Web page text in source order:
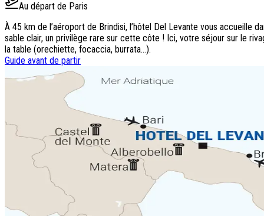
Au départ de Paris
À 45 km de l’aéroport de Brindisi, l’hôtel Del Levante vous accueille
sable clair, un privilège rare sur cette côte ! Ici, votre séjour sur le
la table (orechiette, focaccia, burrata...).
Guide avant de partir